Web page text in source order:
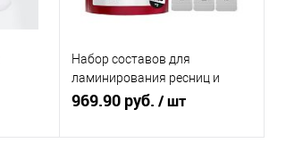
Набор составов для
ламинирования ресниц и
бровей в саше SEXY
LAMINATION, (3 саше x 2мл)
969.90 руб. / шт